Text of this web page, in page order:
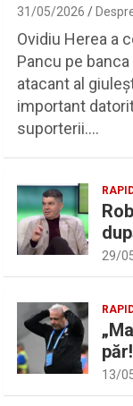
31/05/2026
Ovidiu Herea a
Pancu pe
atacant al
important
suporterii.…
29/
lui
13/